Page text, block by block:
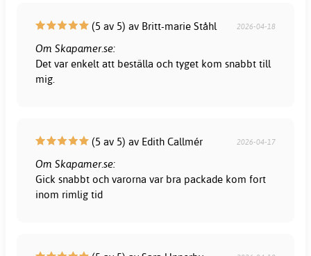
(5 av 5) av Britt-marie Ståhl 2026-04-18
Om Skapamer.se:
Det var enkelt att beställa och tyget kom snabbt till
mig.
(5 av 5) av Edith Callmér 2026-04-17
Om Skapamer.se:
Gick snabbt och varorna var bra packade kom fort
inom rimlig tid